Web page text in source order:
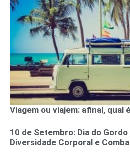
Viagem ou viajem: afinal, qual
10 de Setembro: Dia do
Diversidade Corporal e